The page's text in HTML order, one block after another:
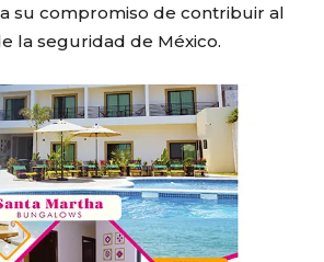
su compromiso de contribuir al
la seguridad de México.